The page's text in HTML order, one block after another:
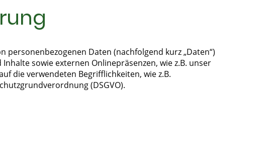
Daten (nachfolgend kurz „Daten“)
sowie externen Onlinepräsenzen, wie z.B. unser
die verwendeten Begrifflichkeiten, wie z.B.
(DSGVO).